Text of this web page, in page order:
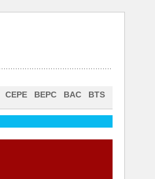
CEPE BEPC BAC BTS